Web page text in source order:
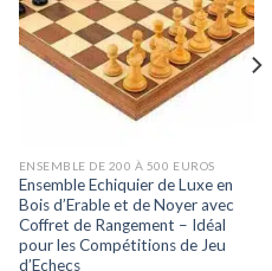
ENSEMBLE DE 200 À 500 EUROS
Ensemble Echiquier de Luxe en
Bois d’Erable et de Noyer avec
Coffret de Rangement – Idéal
pour les Compétitions de Jeu
d’Echecs